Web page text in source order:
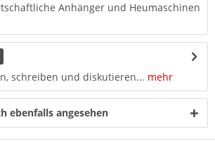
Anhänger und Heumaschinen
schreiben und diskutieren... mehr
ebenfalls angesehen